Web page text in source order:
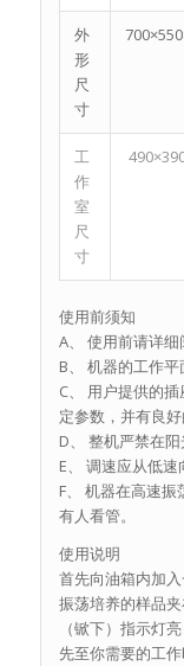
外
形
尺
寸
工
作
室
尺
寸
使用前须知
A、 使用前请详细
B、 机器的工作平
C、 用户提供的
定参数，并有良好
D、 整机严禁在阳
E、 调速应从低速
F、 机器在高速
有人看管。
使用说明
首先向油箱内加
振荡培养的样品
（锨下）指示灯
先至你需要的工